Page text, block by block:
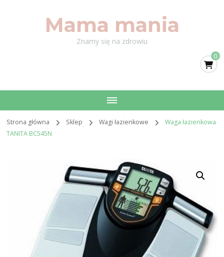
Mama mania
Znamy się na zdrowiu
0
Strona główna Sklep Wagi łazienkowe
Waga łazienkowa
TANITA BC545N